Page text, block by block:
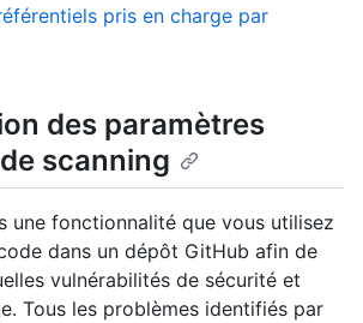
pris en charge par
des paramètres
scanning
une fonctionnalité que vous utilisez
dans un dépôt GitHub afin de
vulnérabilités de sécurité et
Tous les problèmes identifiés par